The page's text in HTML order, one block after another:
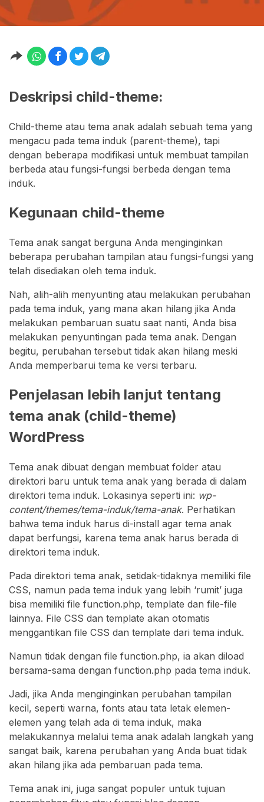
Deskripsi child-theme:
Child-theme atau tema anak adalah sebuah tema yang
mengacu pada tema induk (parent-theme), tapi
dengan beberapa modifikasi untuk membuat tampilan
berbeda atau fungsi-fungsi berbeda dengan tema
induk.
Kegunaan child-theme
Tema anak sangat berguna Anda menginginkan
beberapa perubahan tampilan atau fungsi-fungsi yang
telah disediakan oleh tema induk.
Nah, alih-alih menyunting atau melakukan perubahan
pada tema induk, yang mana akan hilang jika Anda
melakukan pembaruan suatu saat nanti, Anda bisa
melakukan penyuntingan pada tema anak. Dengan
begitu, perubahan tersebut tidak akan hilang meski
Anda memperbarui tema ke versi terbaru.
Penjelasan lebih lanjut tentang
tema anak (child-theme)
WordPress
Tema anak dibuat dengan membuat folder atau
direktori baru untuk tema anak yang berada di dalam
direktori tema induk. Lokasinya seperti ini: wp-
content/themes/tema-induk/tema-anak. Perhatikan
bahwa tema induk harus di-install agar tema anak
dapat berfungsi, karena tema anak harus berada di
direktori tema induk.
Pada direktori tema anak, setidak-tidaknya memiliki file
CSS, namun pada tema induk yang lebih ‘rumit’ juga
bisa memiliki file function.php, template dan file-file
lainnya. File CSS dan template akan otomatis
menggantikan file CSS dan template dari tema induk.
Namun tidak dengan file function.php, ia akan diload
bersama-sama dengan function.php pada tema induk.
Jadi, jika Anda menginginkan perubahan tampilan
kecil, seperti warna, fonts atau tata letak elemen-
elemen yang telah ada di tema induk, maka
melakukannya melalui tema anak adalah langkah yang
sangat baik, karena perubahan yang Anda buat tidak
akan hilang jika ada pembaruan pada tema.
Tema anak ini, juga sangat populer untuk tujuan